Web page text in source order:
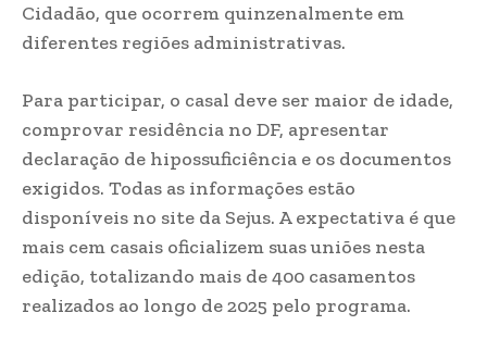
Cidadão, que ocorrem quinzenalmente em
diferentes regiões administrativas.
Para participar, o casal deve ser maior de idade,
comprovar residência no DF, apresentar
declaração de hipossuficiência e os documentos
exigidos. Todas as informações estão
disponíveis no site da Sejus. A expectativa é que
mais cem casais oficializem suas uniões nesta
edição, totalizando mais de 400 casamentos
realizados ao longo de 2025 pelo programa.